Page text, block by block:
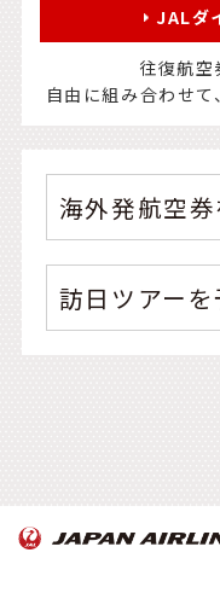
JALダ
往復航空
自由に組み合わせ
海外発航空
訪日ツアーを